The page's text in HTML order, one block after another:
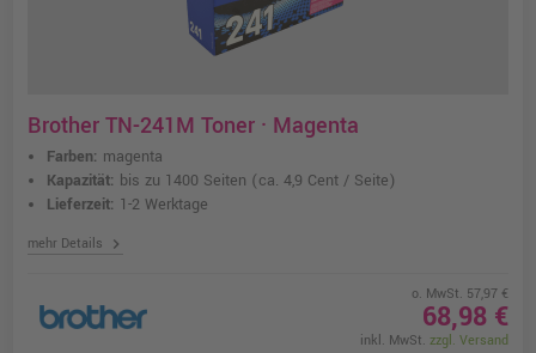
Brother TN-241M Toner · Magenta
Farben: magenta
Kapazität: bis zu 1400 Seiten (ca. 4,9 Cent / Seite)
Lieferzeit: 1-2 Werktage
mehr Details chevron_right
o. MwSt. 57,97 €
68,98 €
inkl. MwSt. zzgl. Versand